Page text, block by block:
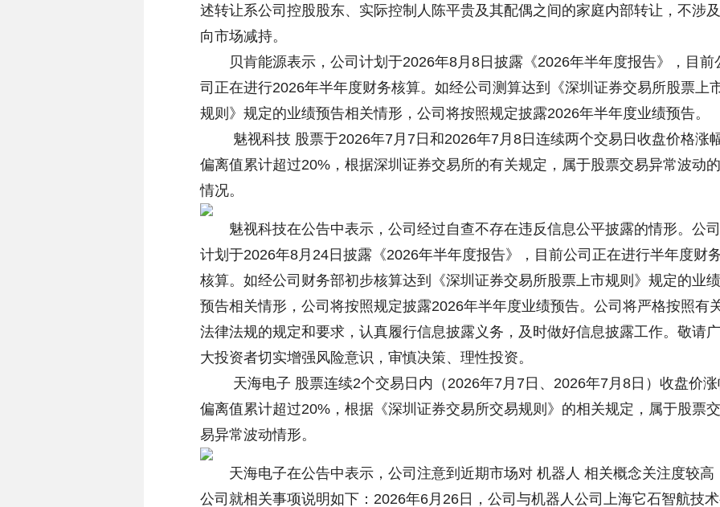
述转让系公司控股股东、实际控制人陈平贵及其配偶之间的家庭内部转让，不涉及
向市场减持。
贝肯能源表示，公司计划于2026年8月8日披露《2026年半年度报告》，目前
司正在进行2026年半年度财务核算。如经公司测算达到《深圳证券交易所股票上
规则》规定的业绩预告相关情形，公司将按照规定披露2026年半年度业绩预告。
魅视科技 股票于2026年7月7日和2026年7月8日连续两个交易日收盘价格涨
偏离值累计超过20%，根据深圳证券交易所的有关规定，属于股票交易异常波动的
情况。
魅视科技在公告中表示，公司经过自查不存在违反信息公平披露的情形。公司
计划于2026年8月24日披露《2026年半年度报告》，目前公司正在进行半年度财
核算。如经公司财务部初步核算达到《深圳证券交易所股票上市规则》规定的业绩
预告相关情形，公司将按照规定披露2026年半年度业绩预告。公司将严格按照有
法律法规的规定和要求，认真履行信息披露义务，及时做好信息披露工作。敬请广
大投资者切实增强风险意识，审慎决策、理性投资。
天海电子 股票连续2个交易日内（2026年7月7日、2026年7月8日）收盘价涨
偏离值累计超过20%，根据《深圳证券交易所交易规则》的相关规定，属于股票交
易异常波动情形。
天海电子在公告中表示，公司注意到近期市场对 机器人 相关概念关注度较高
公司就相关事项说明如下：2026年6月26日，公司与机器人公司上海它石智航技